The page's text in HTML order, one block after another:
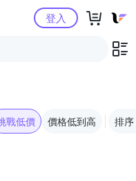
購物中心登入
戰低價 價格低到高 排序